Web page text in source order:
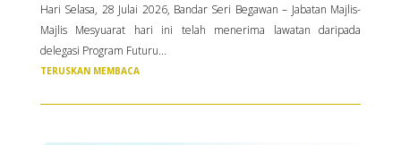
Hari Selasa, 28 Julai 2026, Bandar Seri Begawan – Jabatan Majlis-
Majlis Mesyuarat hari ini telah menerima lawatan daripada
delegasi Program Futuru...
TERUSKAN MEMBACA